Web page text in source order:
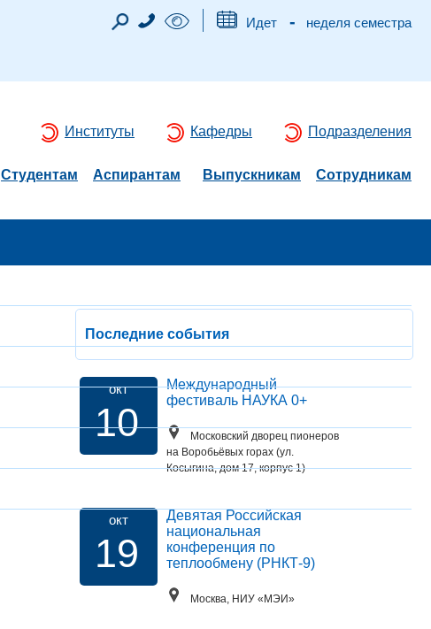
Идет - неделя семестра
Институты Кафедры Подразделения
Студентам Аспирантам Выпускникам Сотрудникам
Последние события
окт
10
Международный
фестиваль НАУКА 0+
Московский дворец пионеров
на Воробьёвых горах (ул.
Косыгина, дом 17, корпус 1)
окт
19
Девятая Российская
национальная
конференция по
теплообмену (РНКТ-9)
Москва, НИУ «МЭИ»